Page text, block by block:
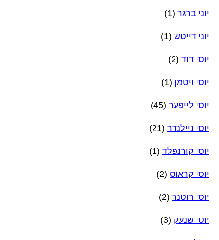
יוני ברגר (1)
יוני דייטש (1)
יוסי דוד (2)
יוסי ויטמן (1)
יוסי לייפער (45)
יוסי ניילנדר (21)
יוסי קורנפלד (1)
יוסי קראוס (2)
יוסי רוטנר (2)
יוסי שנעק (3)